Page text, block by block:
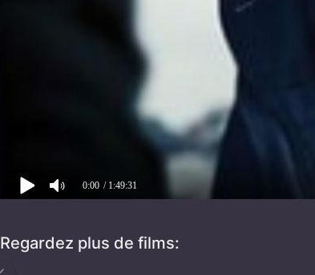
0:00 / 1:49:31
Regardez plus de films: